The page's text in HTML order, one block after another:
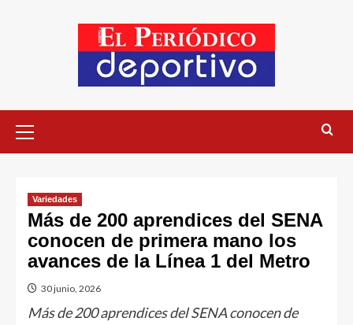
Variedades
Más de 200 aprendices del SENA
conocen de primera mano los
avances de la Línea 1 del Metro
30 junio, 2026
Más de 200 aprendices del SENA conocen de